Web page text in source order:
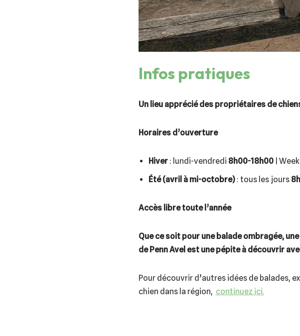
Infos pratiques
Un lieu apprécié des propriétaires de
Horaires d’ouverture
Hiver: lundi-vendredi 8h00-18h00|
Été (avril à mi-octobre): tous les jours
Accès libre toute l’année
Que ce soit pour une balade ombragée,
de Penn Avel est une pépite à découvrir
Pour découvrir d’autres idées de balades,
chien dans la région, continuez ici.